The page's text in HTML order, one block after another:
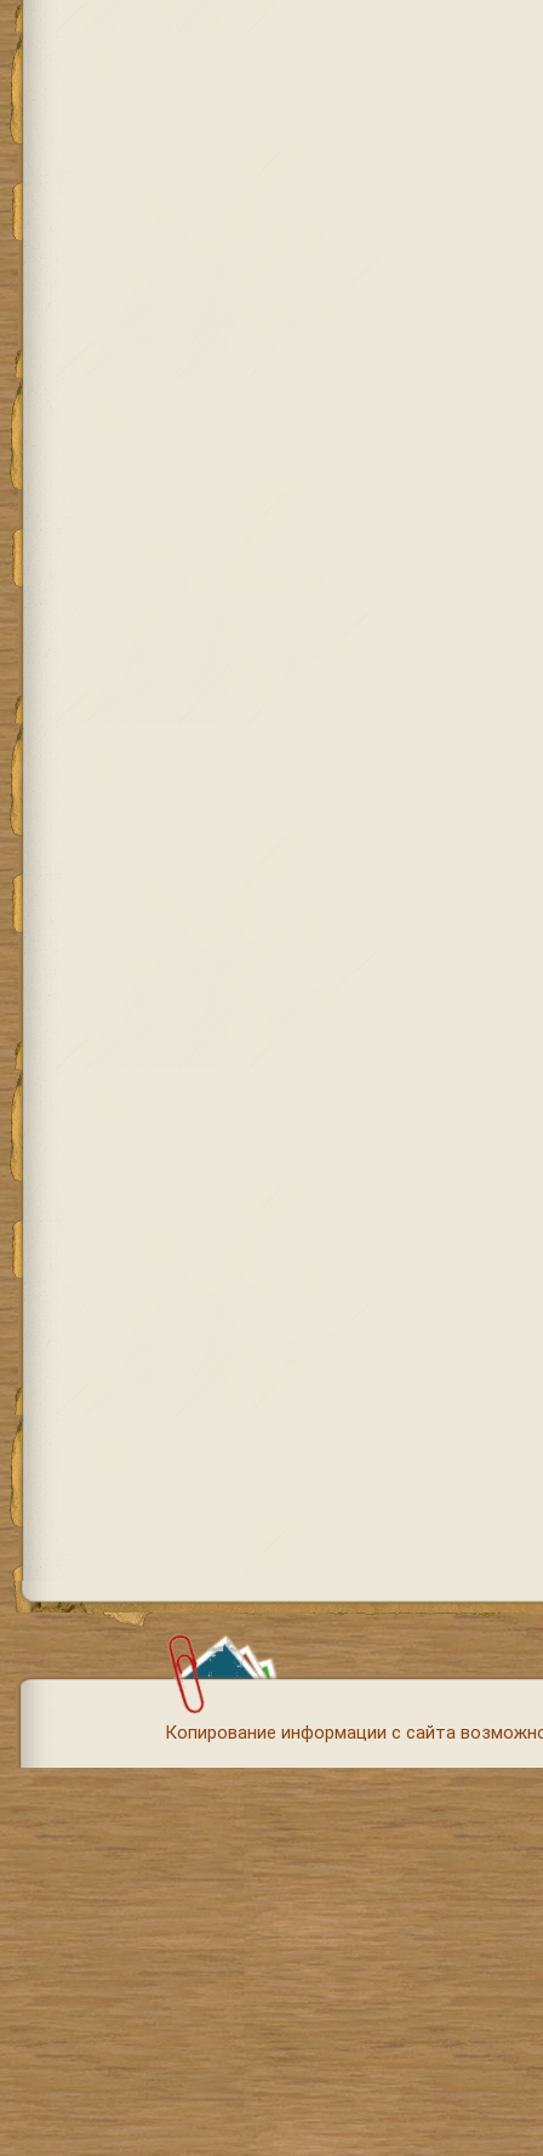
Копирование информации с сайта